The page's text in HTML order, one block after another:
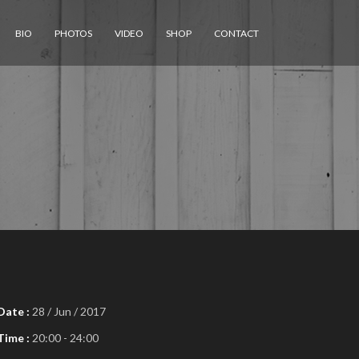
BIO PHOTOS VIDEO SHOP CONTACT
: 28 / Jun / 2017
: 20:00 - 24:00